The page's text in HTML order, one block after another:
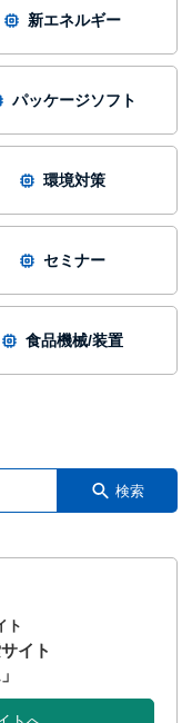
新エネルギー
パッケージソフト
環境対策
セミナー
食品機械/装置
検索
ト
イト